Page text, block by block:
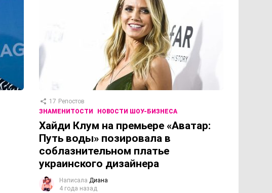
17 Репостов
ЗНАМЕНИТОСТИ
НОВОСТИ ШОУ-БИЗНЕСА
Хайди Клум на премьере «Аватар:
Путь воды» позировала в
соблазнительном платье
украинского дизайнера
Написала Диана
4 года назад